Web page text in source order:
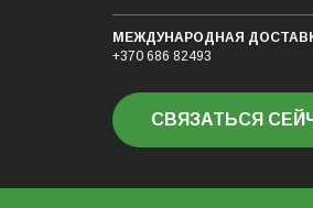
МЕЖДУНАРОДНАЯ
+370 686 82493
СВЯЗАТЬСЯ